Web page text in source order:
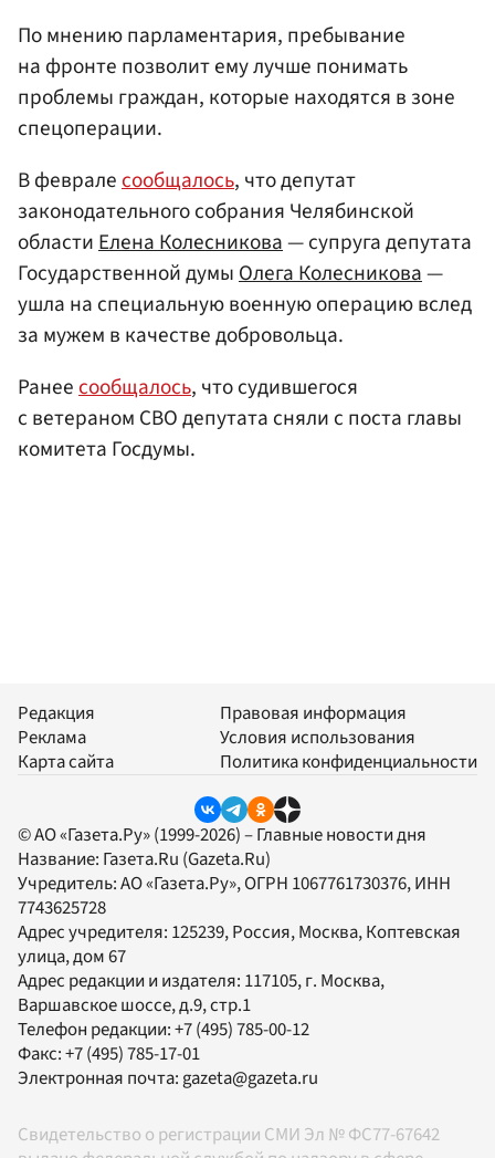
По мнению парламентария, пребывание
на фронте позволит ему лучше понимать
проблемы граждан, которые находятся в зоне
спецоперации.
В февралесообщалось, что депутат
законодательного собрания Челябинской
областиЕлена Колесникова— супруга депутата
Государственной думыОлега Колесникова—
ушла на специальную военную операцию вслед
за мужем в качестве добровольца.
Ранеесообщалось, что судившегося
с ветераном СВО депутата сняли с поста главы
комитета Госдумы.
Редакция
Реклама
Карта сайта
Правовая информация
Условия использования
Политика конфиденциальности
© АО «Газета.Ру» (1999-2026) – Главные новости дня
Название: Газета.Ru (Gazeta.Ru)
Учредитель:АО «Газета.Ру», ОГРН 1067761730376, ИНН
7743625728
Адрес учредителя: 125239, Россия, Москва, Коптевская
улица, дом 67
Адрес редакции и издателя: 117105, г. Москва,
Варшавское шоссе, д.9, стр.1
Телефон редакции:+7 (495) 785-00-12
Факс:+7 (495) 785-17-01
Электронная почта:gazeta@gazeta.ru
Свидетельство о регистрации СМИ Эл № ФС77-67642